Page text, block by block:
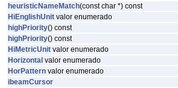
heuristicNameMatch(const char *) const
HiEnglishUnit valor enumerado
highPriority() const
highPriority() const
HiMetricUnit valor enumerado
Horizontal valor enumerado
HorPattern valor enumerado
ibeamCursor